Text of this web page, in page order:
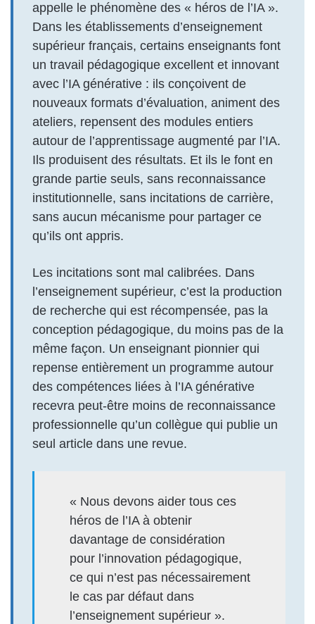
appelle le phénomène des « héros de l’IA ».
Dans les établissements d’enseignement
supérieur français, certains enseignants font
un travail pédagogique excellent et innovant
avec l’IA générative : ils conçoivent de
nouveaux formats d’évaluation, animent des
ateliers, repensent des modules entiers
autour de l’apprentissage augmenté par l’IA.
Ils produisent des résultats. Et ils le font en
grande partie seuls, sans reconnaissance
institutionnelle, sans incitations de carrière,
sans aucun mécanisme pour partager ce
qu’ils ont appris.
Les incitations sont mal calibrées. Dans
l’enseignement supérieur, c’est la production
de recherche qui est récompensée, pas la
conception pédagogique, du moins pas de la
même façon. Un enseignant pionnier qui
repense entièrement un programme autour
des compétences liées à l’IA générative
recevra peut-être moins de reconnaissance
professionnelle qu’un collègue qui publie un
seul article dans une revue.
« Nous devons aider tous ces
héros de l’IA à obtenir
davantage de considération
pour l’innovation pédagogique,
ce qui n’est pas nécessairement
le cas par défaut dans
l’enseignement supérieur ».